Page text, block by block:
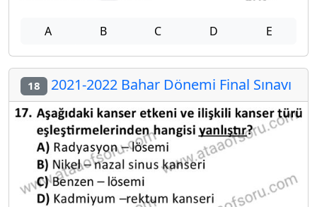
A B C D E
18 2021-2022 Bahar Dönemi Final Sınavı